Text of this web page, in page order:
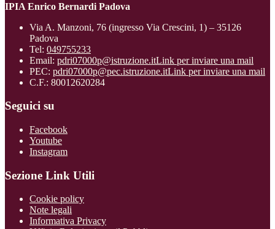
IPIA Enrico Bernardi Padova
Via A. Manzoni, 76 (ingresso Via Crescini, 1) – 35126
Padova
Tel: 049755233
Email: pdri07000p@istruzione.itLink per inviare una mail
PEC: pdri07000p@pec.istruzione.itLink per inviare una mail
C.F.: 80012620284
Seguici su
Facebook
Youtube
Instagram
Sezione Link Utili
Cookie policy
Note legali
Informativa Privacy